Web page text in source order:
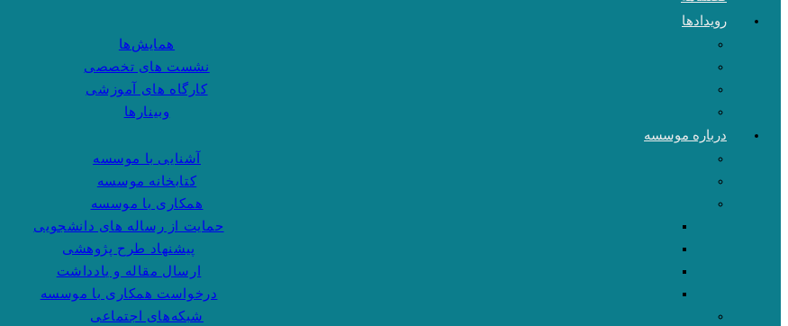
رویدادها
همایش‌ها
نشست های تخصصی
کارگاه های آموزشی
وبینارها
درباره موسسه
آشنایی با موسسه
کتابخانه موسسه
همکاری با موسسه
حمایت از رساله های دانشجویی
پیشنهاد طرح پژوهشی
ارسال مقاله و یادداشت
درخواست همکاری با موسسه
شبکه‌های اجتماعی